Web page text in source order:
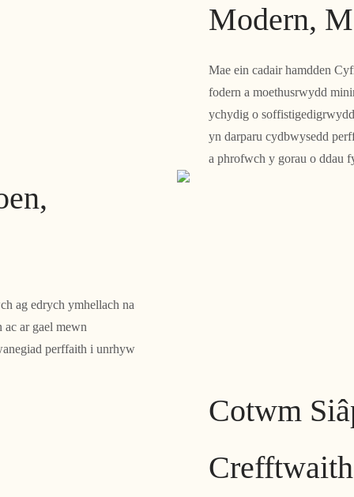
Modern,
Mae ein cadair hamdden
fodern a moethusrwydd
ychydig o
yn darparu cydbwysedd
a phrofwch y gorau o ddau
ag edrych ymhellach na
ar gael mewn
perffaith i unrhyw
Cotwm